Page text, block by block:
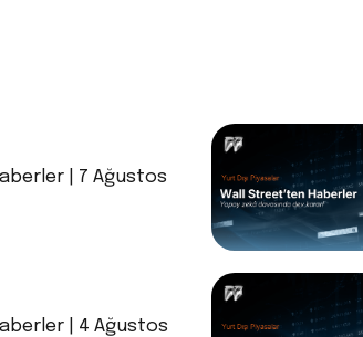
| 7 Ağustos
| 4 Ağustos